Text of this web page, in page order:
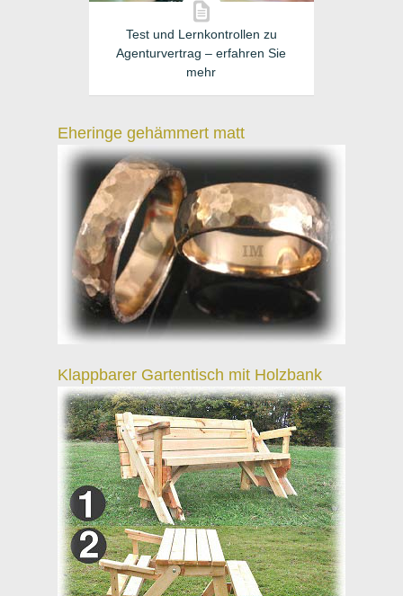
Test und Lernkontrollen zu
Agenturvertrag – erfahren Sie
mehr
Eheringe gehämmert matt
Klappbarer Gartentisch mit Holzbank